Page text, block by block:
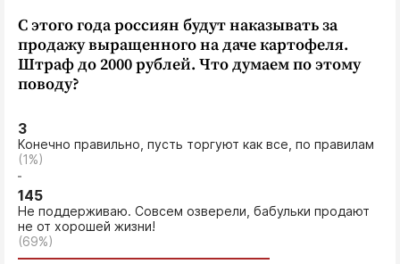
С этого года россиян будут наказывать за
продажу выращенного на даче картофеля.
Штраф до 2000 рублей. Что думаем по этому
поводу?
3
Конечно правильно, пусть торгуют как все, по правилам
(1%)
145
Не поддерживаю. Совсем озверели, бабульки продают
не от хорошей жизни!
(69%)